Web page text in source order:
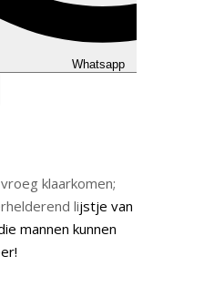
Whatsapp
klaarkomen;
lijstje van
mannen kunnen